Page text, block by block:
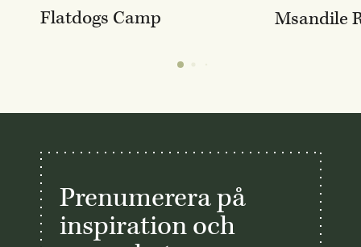
Flatdogs Camp Msandile
Prenumerera på
inspiration och